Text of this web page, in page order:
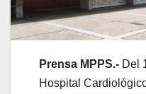
Prensa MPPS.- Del
Hospital